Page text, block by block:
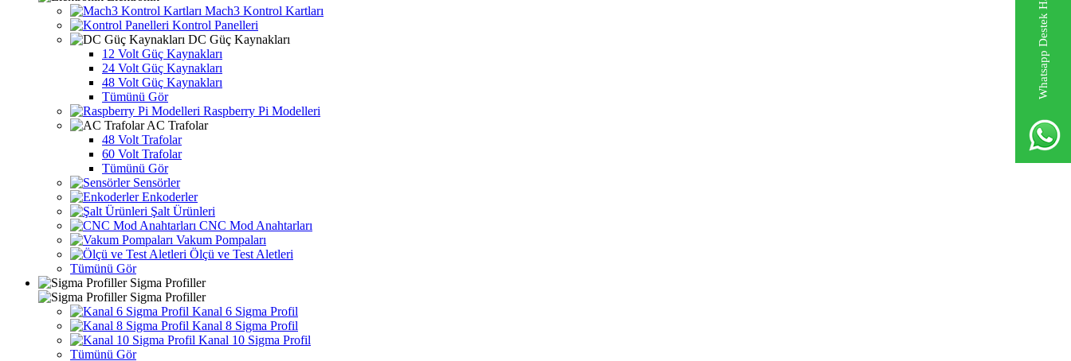
Whatsapp Destek Hattı
Mach3 Kontrol Kartları
Kontrol Panelleri
DC Güç Kaynakları
12 Volt Güç Kaynakları
24 Volt Güç Kaynakları
48 Volt Güç Kaynakları
Tümünü Gör
Raspberry Pi Modelleri
AC Trafolar
48 Volt Trafolar
60 Volt Trafolar
Tümünü Gör
Sensörler
Enkoderler
Şalt Ürünleri
CNC Mod Anahtarları
Vakum Pompaları
Ölçü ve Test Aletleri
Tümünü Gör
Sigma Profiller
Sigma Profiller
Kanal 6 Sigma Profil
Kanal 8 Sigma Profil
Kanal 10 Sigma Profil
Tümünü Gör